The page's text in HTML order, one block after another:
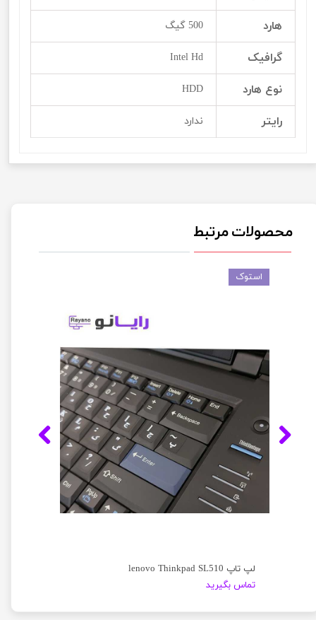
هارد 500 گیگ
گرافیک Intel Hd
نوع هارد HDD
رایتر ندارد
محصولات مرتبط
لپ تاپ lenovo Thinkpad SL510
تماس بگیرید
استوک